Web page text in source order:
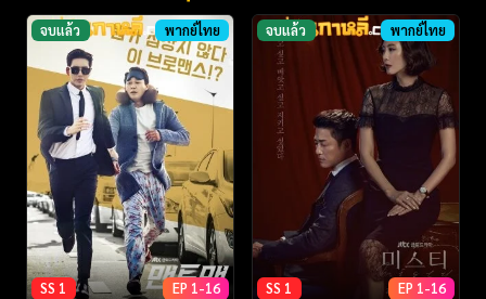
จบแล้ว พากย์ไทย
SS 1 EP 1-16
จบแล้ว พากย์ไทย
SS 1 EP 1-16